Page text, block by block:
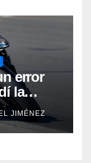
error
la
hemos
JIMÉNEZ